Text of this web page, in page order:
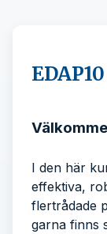
I den här
effektiva,
fler­trådade
garna finns